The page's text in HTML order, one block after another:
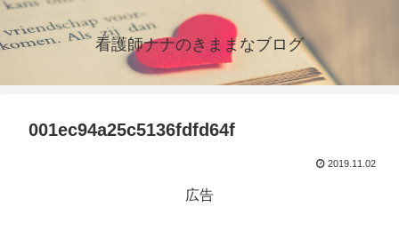
看護師ナナのきままなブログ
001ec94a25c5136fdfd64f
2019.11.02
広告